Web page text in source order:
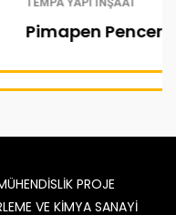
Pimapen Pencere